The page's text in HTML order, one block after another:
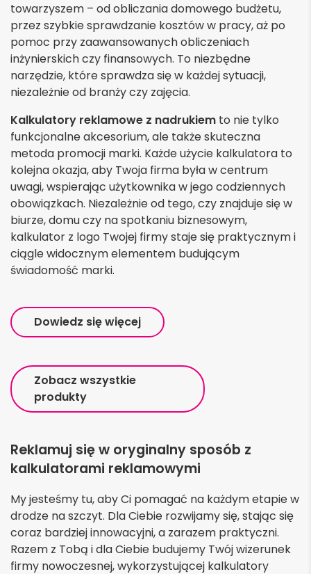
towarzyszem – od obliczania domowego budżetu,
przez szybkie sprawdzanie kosztów w pracy, aż po
pomoc przy zaawansowanych obliczeniach
inżynierskich czy finansowych. To niezbędne
narzędzie, które sprawdza się w każdej sytuacji,
niezależnie od branży czy zajęcia.
Kalkulatory reklamowe z nadrukiem to nie tylko
funkcjonalne akcesorium, ale także skuteczna
metoda promocji marki. Każde użycie kalkulatora to
kolejna okazja, aby Twoja firma była w centrum
uwagi, wspierając użytkownika w jego codziennych
obowiązkach. Niezależnie od tego, czy znajduje się w
biurze, domu czy na spotkaniu biznesowym,
kalkulator z logo Twojej firmy staje się praktycznym i
ciągle widocznym elementem budującym
świadomość marki.
Dowiedz się więcej
Zobacz wszystkie
produkty
Reklamuj się w oryginalny sposób z
kalkulatorami reklamowymi
My jesteśmy tu, aby Ci pomagać na każdym etapie w
drodze na szczyt. Dla Ciebie rozwijamy się, stając się
coraz bardziej innowacyjni, a zarazem praktyczni.
Razem z Tobą i dla Ciebie budujemy Twój wizerunek
firmy nowoczesnej, wykorzystującej kalkulatory